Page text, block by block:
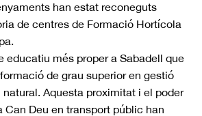
han estat reconeguts
de centres de Formació Hortícola
educatiu més proper a Sabadell que
de grau superior en gestió
Aquesta proximitat i el poder
Can Deu en transport públic han